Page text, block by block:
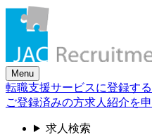
Menu
転職支援サービスに登録する
ご登録済みの方求人紹介を
求人検索